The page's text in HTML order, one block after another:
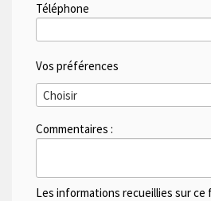
Téléphone
Vos préférences
Commentaires :
Les informations recueillies sur ce